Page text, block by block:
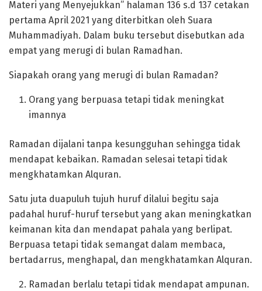
Materi yang Menyejukkan” halaman 136 s.d 137 cetakan
pertama April 2021 yang diterbitkan oleh Suara
Muhammadiyah. Dalam buku tersebut disebutkan ada
empat yang merugi di bulan Ramadhan.
Siapakah orang yang merugi di bulan Ramadan?
Orang yang berpuasa tetapi tidak meningkat
imannya
Ramadan dijalani tanpa kesungguhan sehingga tidak
mendapat kebaikan. Ramadan selesai tetapi tidak
mengkhatamkan Alquran.
Satu juta duapuluh tujuh huruf dilalui begitu saja
padahal huruf-huruf tersebut yang akan meningkatkan
keimanan kita dan mendapat pahala yang berlipat.
Berpuasa tetapi tidak semangat dalam membaca,
bertadarrus, menghapal, dan mengkhatamkan Alquran.
Ramadan berlalu tetapi tidak mendapat ampunan.